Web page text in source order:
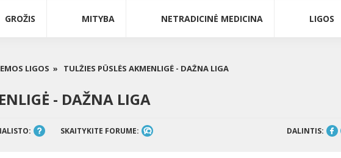
GROŽIS MITYBA NETRADICINĖ MEDICINA LIGOS
LIGOS » TULŽIES PŪSLĖS AKMENLIGĖ - DAŽNA LIGA
- DAŽNA LIGA
SKAITYKITE FORUME: DALINTIS: